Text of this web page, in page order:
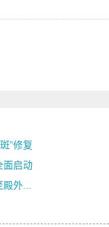
”修复
面启动
外...